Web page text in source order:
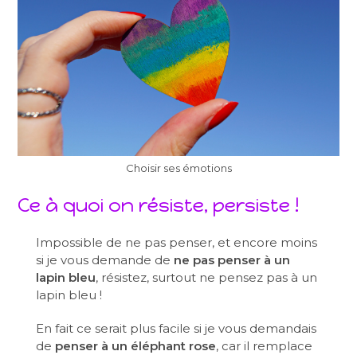
Choisir ses émotions
Ce à quoi on résiste, persiste !
Impossible de ne pas penser, et encore moins
si je vous demande de ne pas penser à un
lapin bleu, résistez, surtout ne pensez pas à un
lapin bleu !
En fait ce serait plus facile si je vous demandais
de penser à un éléphant rose, car il remplace